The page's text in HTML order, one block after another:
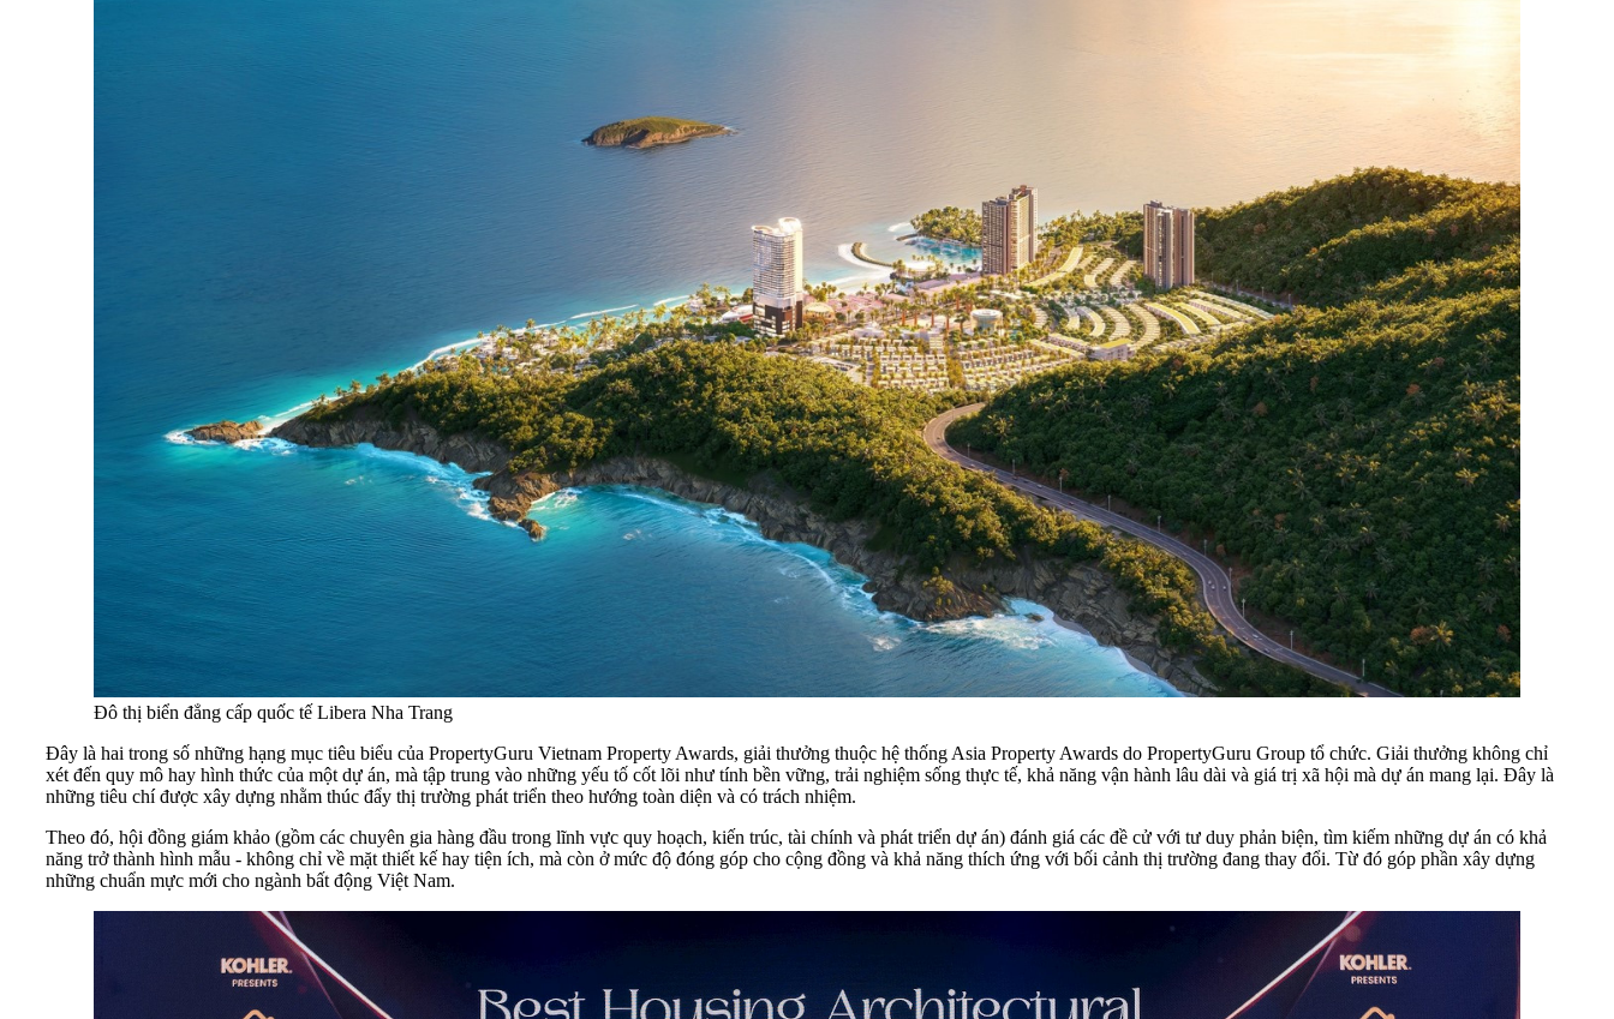
Đô thị biển đẳng cấp quốc tế Libera Nha Trang
Đây là hai trong số những hạng mục tiêu biểu của PropertyGuru Vietnam Property Awards, giải thưởng thuộc hệ thống Asia Property Awards do PropertyGuru Group tổ chức. Giải thưởng không chỉ
xét đến quy mô hay hình thức của một dự án, mà tập trung vào những yếu tố cốt lõi như tính bền vững, trải nghiệm sống thực tế, khả năng vận hành lâu dài và giá trị xã hội mà dự án mang lại. Đây là
những tiêu chí được xây dựng nhằm thúc đẩy thị trường phát triển theo hướng toàn diện và có trách nhiệm.
Theo đó, hội đồng giám khảo (gồm các chuyên gia hàng đầu trong lĩnh vực quy hoạch, kiến trúc, tài chính và phát triển dự án) đánh giá các đề cử với tư duy phản biện, tìm kiếm những dự án có khả
năng trở thành hình mẫu - không chỉ về mặt thiết kế hay tiện ích, mà còn ở mức độ đóng góp cho cộng đồng và khả năng thích ứng với bối cảnh thị trường đang thay đổi. Từ đó góp phần xây dựng
những chuẩn mực mới cho ngành bất động Việt Nam.